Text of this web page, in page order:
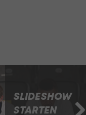
SLIDESHOW
STARTEN